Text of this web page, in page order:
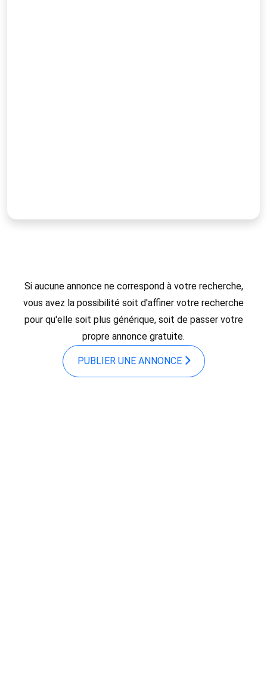
Si aucune annonce ne correspond à votre recherche,
vous avez la possibilité soit d'affiner votre recherche
pour qu'elle soit plus générique, soit de passer votre
propre annonce gratuite.
PUBLIER UNE ANNONCE